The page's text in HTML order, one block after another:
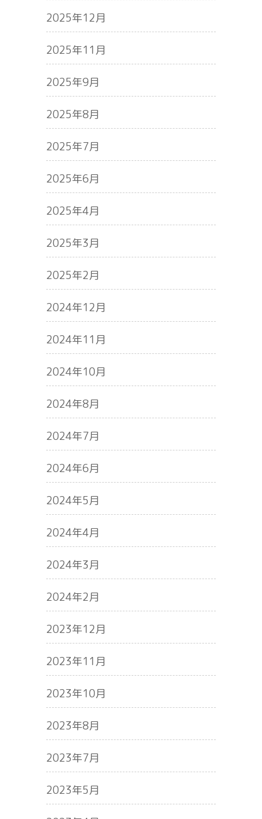
2025年12月
2025年11月
2025年9月
2025年8月
2025年7月
2025年6月
2025年4月
2025年3月
2025年2月
2024年12月
2024年11月
2024年10月
2024年8月
2024年7月
2024年6月
2024年5月
2024年4月
2024年3月
2024年2月
2023年12月
2023年11月
2023年10月
2023年8月
2023年7月
2023年5月